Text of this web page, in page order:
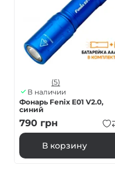
(5)
В наличии
Фонарь Fenix E01 V2.0,
синий
790 грн
В корзину